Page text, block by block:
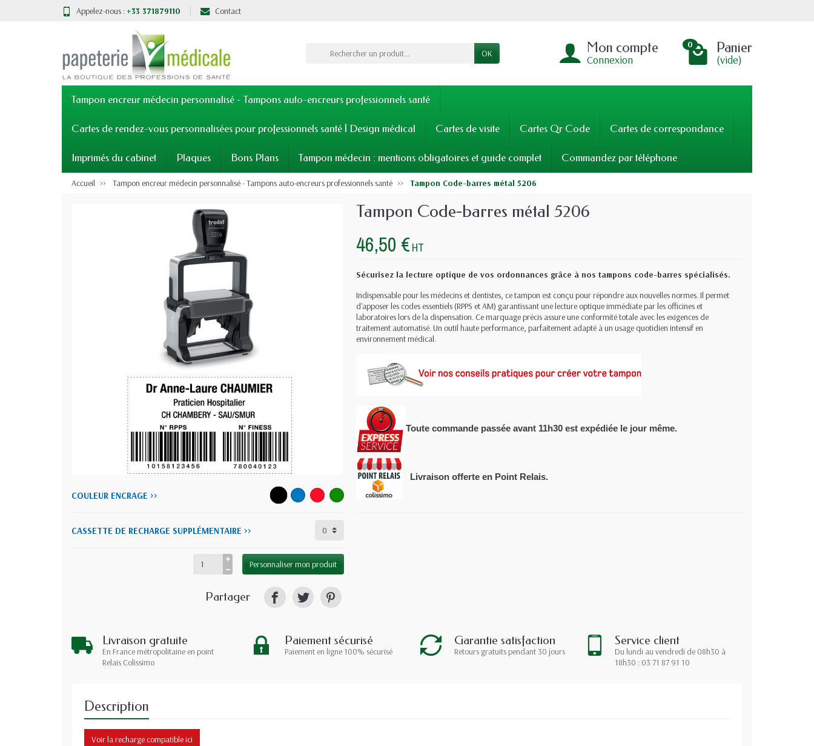
Appelez-nous : +33 371879110 Contact
OK Mon compte
Connexion
0 Panier
(vide)
Tampon encreur médecin personnalisé - Tampons auto-encreurs professionnels santé
Cartes de rendez-vous personnalisées pour professionnels santé | Design médical Cartes de visite Cartes Qr Code Cartes de correspondance
Imprimés du cabinet Plaques Bons Plans Tampon médecin : mentions obligatoires et guide complet Commandez par téléphone
Accueil Tampon encreur médecin personnalisé - Tampons auto-encreurs professionnels santé Tampon Code-barres métal 5206
COULEUR ENCRAGE >>
CASSETTE DE RECHARGE SUPPLÉMENTAIRE >>
Personnaliser mon produit
Partager
Tampon Code-barres métal 5206
46,50 € HT
Sécurisez la lecture optique de vos ordonnances grâce à nos tampons code-barres spécialisés.
Indispensable pour les médecins et dentistes, ce tampon est conçu pour répondre aux nouvelles normes. Il permet
d'apposer les codes essentiels (RPPS et AM) garantissant une lecture optique immédiate par les officines et
laboratoires lors de la dispensation. Ce marquage précis assure une conformité totale avec les exigences de
traitement automatisé. Un outil haute performance, parfaitement adapté à un usage quotidien intensif en
environnement médical.
Toute commande passée avant 11h30 est expédiée le jour même.
Livraison offerte en Point Relais.
Livraison gratuite
En France métropolitaine en point
Relais Colissimo
Paiement sécurisé
Paiement en ligne 100% sécurisé
Garantie satisfaction
Retours gratuits pendant 30 jours
Service client
Du lundi au vendredi de 08h30 à
18h30 : 03 71 87 91 10
Description
Voir la recharge compatible ici